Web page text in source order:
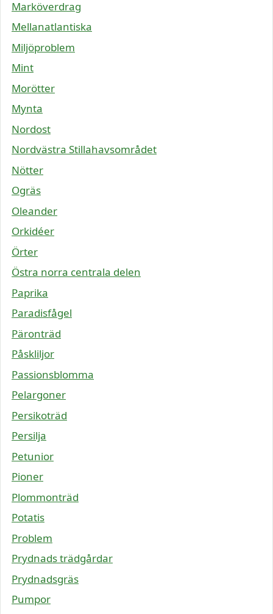
Marköverdrag
Mellanatlantiska
Miljöproblem
Mint
Morötter
Mynta
Nordost
Nordvästra Stillahavsområdet
Nötter
Ogräs
Oleander
Orkidéer
Örter
Östra norra centrala delen
Paprika
Paradisfågel
Päronträd
Påskliljor
Passionsblomma
Pelargoner
Persikoträd
Persilja
Petunior
Pioner
Plommonträd
Potatis
Problem
Prydnads trädgårdar
Prydnadsgräs
Pumpor